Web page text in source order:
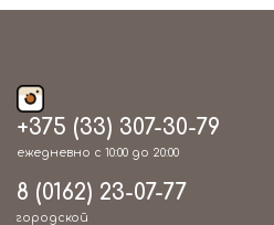
+375 (33) 307-30-79
ежедневно с 10:00 до 20:00
8 (0162) 23-07-77
городской